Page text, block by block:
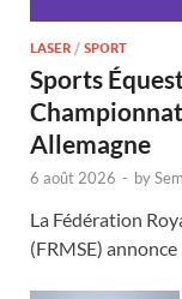
LASER / SPORT
Sports
Allemagne
6 août 2026 - by
La Fédération
(FRMSE)